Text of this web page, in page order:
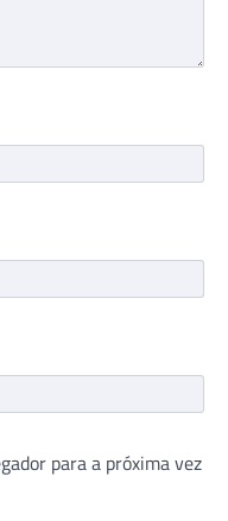
para a próxima vez